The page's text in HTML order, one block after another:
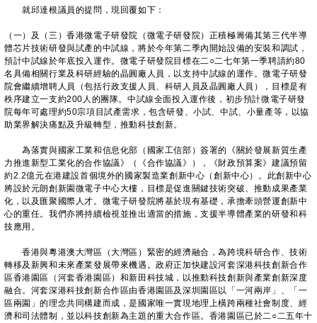
就邱達根議員的提問，現回覆如下：
（一）及（三）香港微電子研發院（微電子研發院）正積極籌備其第三代半導
體芯片技術研發與試產的中試線，將於今年第二季內開始設備的安裝和調試，
預計中試線於年底投入運作。微電子研發院目標在二○二七年第一季聘請約80
名具備相關行業及科研經驗的晶圓廠人員，以支持中試線的運作。微電子研發
院會繼續增聘人員（包括行政支援人員、科研人員及晶圓廠人員），目標是有
秩序建立一支約200人的團隊。中試線全面投入運作後，初步預計微電子研發
院每年可處理約50宗項目試產需求，包含研發、小試、中試、小量產等，以協
助業界解決痛點及升級轉型，推動科技創新。
為落實與國家工業和信息化部（國家工信部）簽署的《關於發展新質生產
力推進新型工業化的合作協議》（《合作協議》），《財政預算案》建議預留
約2.2億元在港建設首個境外的國家製造業創新中心（創新中心）。此創新中心
將設於元朗創新園微電子中心大樓，目標是促進關鍵技術突破、推動成果產業
化，以及匯聚國際人才。微電子研發院將基於現有基礎，承擔牽頭營運創新中
心的重任。我們亦將持續檢視並推出適當的措施，支援半導體產業的研發和科
技應用。
香港與粵港澳大灣區（大灣區）緊密的經濟融合，為跨境科研合作、技術
轉移及新興和未來產業發展帶來機遇。政府正加快建設河套深港科技創新合作
區香港園區（河套香港園區）和新田科技城，以推動科技創新與產業創新深度
融合。河套深港科技創新合作區由香港園區及深圳園區以「一河兩岸」、「一
區兩園」的理念共同構建而成，是國家唯一實現地理上橫跨兩種社會制度、經
濟和司法體制，並以科技創新為主題的重大合作區。香港園區已於二○二五年十